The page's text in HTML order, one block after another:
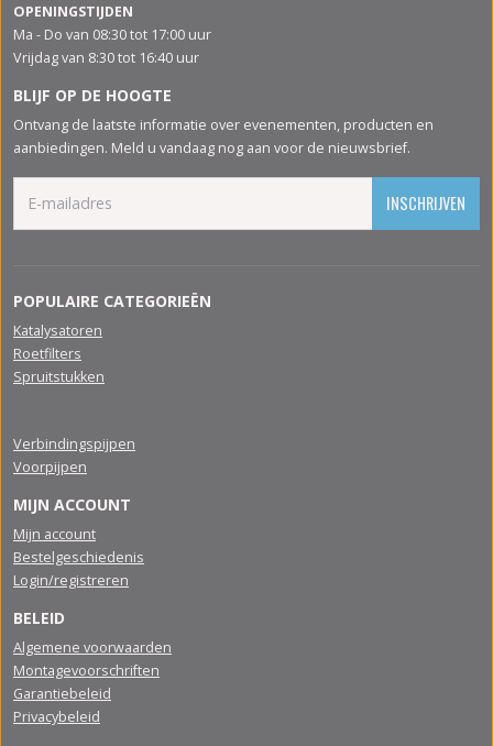
OPENINGSTIJDEN
Ma - Do van 08:30 tot 17:00 uur
Vrijdag van 8:30 tot 16:40 uur
BLIJF OP DE HOOGTE
Ontvang de laatste informatie over evenementen, producten en
aanbiedingen. Meld u vandaag nog aan voor de nieuwsbrief.
INSCHRIJVEN
POPULAIRE CATEGORIEËN
Katalysatoren
Roetfilters
Spruitstukken
Verbindingspijpen
Voorpijpen
MIJN ACCOUNT
Mijn account
Bestelgeschiedenis
Login/registreren
BELEID
Algemene voorwaarden
Montagevoorschriften
Garantiebeleid
Privacybeleid